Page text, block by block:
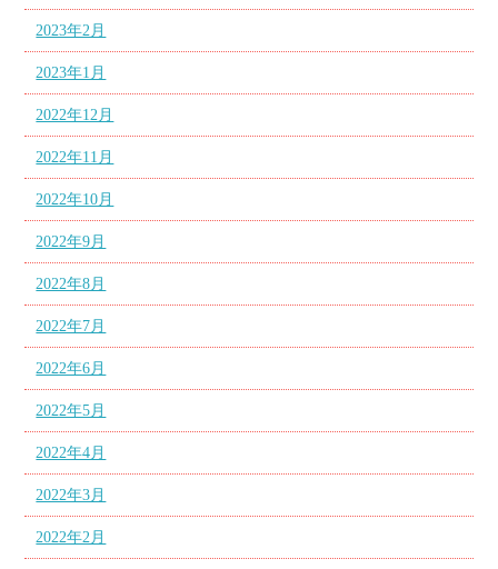
2023年2月
2023年1月
2022年12月
2022年11月
2022年10月
2022年9月
2022年8月
2022年7月
2022年6月
2022年5月
2022年4月
2022年3月
2022年2月